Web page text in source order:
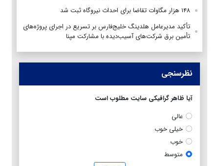
۱۴۸ هزار مگاوات تقاضا برای احداث نیروگاه ثبت شد
تأکید مدیرعامل هلدینگ خلیج‌فارس بر تسریع در اجرای پروژه‌های
تأمین برق شرکت‌های آسیب‌دیده با مشارکت مپنا
نظرسنجی
آیا ظاهر گرافیکی سایت مطلوب است
عالی
خیلی خوب
خوب
متوسط